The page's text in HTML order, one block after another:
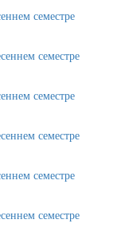
семестре
семестре
семестре
семестре
семестре
семестре